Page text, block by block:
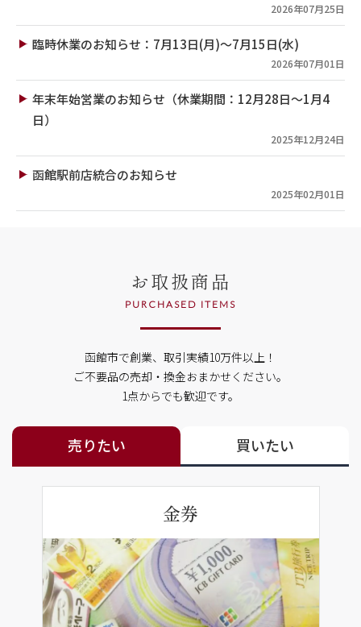
2026年07月25日
臨時休業のお知らせ：7月13日(月)～7月15日(水)
2026年07月01日
年末年始営業のお知らせ（休業期間：12月28日～1月4
日）
2025年12月24日
函館駅前店統合のお知らせ
2025年02月01日
お取扱商品
PURCHASED ITEMS
函館市で創業、取引実績10万件以上！
ご不要品の売却・換金おまかせください。
1点からでも歓迎です。
売りたい 買いたい
金券